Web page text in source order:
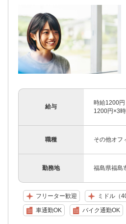
給与
時給1200
1200円×3
職種 その他オフ
勤務地 福島県福島
フリーター歓迎 ミドル（
車通勤OK バイク通勤OK